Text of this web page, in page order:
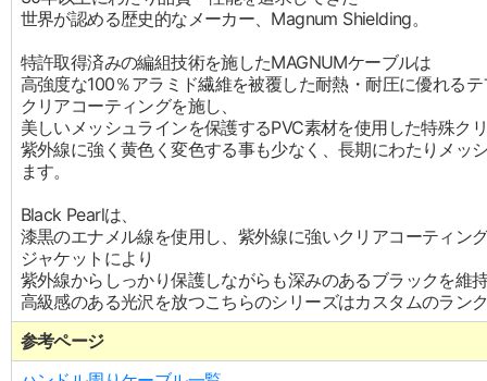
世界が認める歴史的なメーカー、Magnum Shielding。
特許取得済みの編組技術を施したMAGNUMケーブルは
高強度な100％アラミド繊維を被覆した耐熱・耐圧に優れる
クリアコーティングを施し、
美しいメッシュラインを保護するPVC素材を使用した特殊ク
紫外線に強く黄色く変色する事も少なく、長期にわたりメッ
ます。
Black Pearlは、
漆黒のエナメル線を使用し、紫外線に強いクリアコーティン
ジャケットにより
紫外線からしっかり保護しながらも深みのあるブラックを維
高級感のある光沢を放つこちらのシリーズはカスタムのラン
参考ページ